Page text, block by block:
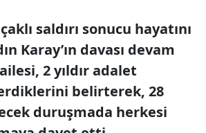
saldırı sonucu hayatını
Karay’ın davası devam
2 yıldır adalet
belirterek, 28
duruşmada herkesi